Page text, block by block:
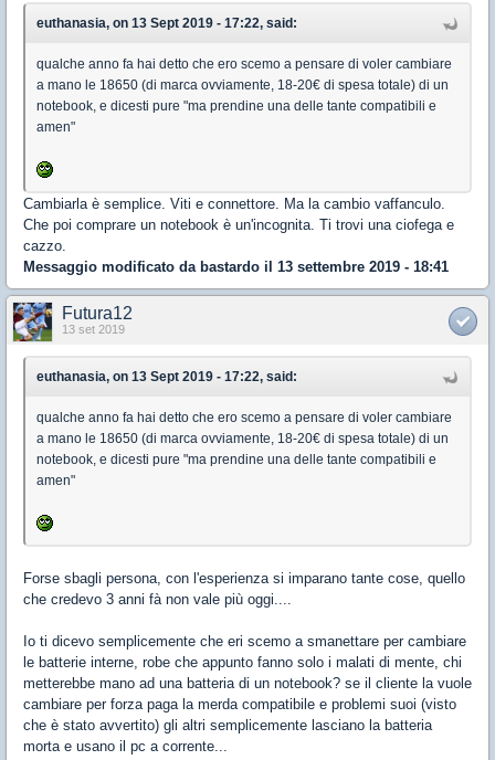
euthanasia, on 13 Sept 2019 - 17:22, said:
qualche anno fa hai detto che ero scemo a pensare di voler cambiare
a mano le 18650 (di marca ovviamente, 18-20€ di spesa totale) di un
notebook, e dicesti pure "ma prendine una delle tante compatibili e
amen"
Cambiarla è semplice. Viti e connettore. Ma la cambio vaffanculo.
Che poi comprare un notebook è un'incognita. Ti trovi una ciofega e
cazzo.
Messaggio modificato da bastardo il 13 settembre 2019 - 18:41
Futura12
13 set 2019
euthanasia, on 13 Sept 2019 - 17:22, said:
qualche anno fa hai detto che ero scemo a pensare di voler cambiare
a mano le 18650 (di marca ovviamente, 18-20€ di spesa totale) di un
notebook, e dicesti pure "ma prendine una delle tante compatibili e
amen"
Forse sbagli persona, con l'esperienza si imparano tante cose, quello
che credevo 3 anni fà non vale più oggi....
Io ti dicevo semplicemente che eri scemo a smanettare per cambiare
le batterie interne, robe che appunto fanno solo i malati di mente, chi
metterebbe mano ad una batteria di un notebook? se il cliente la vuole
cambiare per forza paga la merda compatibile e problemi suoi (visto
che è stato avvertito) gli altri semplicemente lasciano la batteria
morta e usano il pc a corrente...